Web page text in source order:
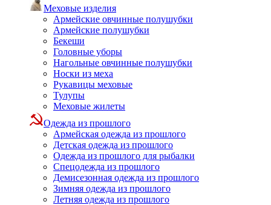
Меховые изделия
Армейские овчинные полушубки
Армейские полушубки
Бекеши
Головные уборы
Нагольные овчинные полушубки
Носки из меха
Рукавицы меховые
Тулупы
Меховые жилеты
Одежда из прошлого
Армейская одежда из прошлого
Детская одежда из прошлого
Одежда из прошлого для рыбалки
Спецодежда из прошлого
Демисезонная одежда из прошлого
Зимняя одежда из прошлого
Летняя одежда из прошлого